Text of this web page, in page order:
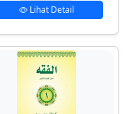
Lihat Detail